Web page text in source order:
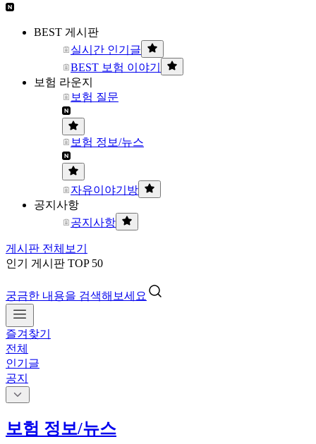
BEST 게시판
실시간 인기글
BEST 보험 이야기
보험 라운지
보험 질문
보험 정보/뉴스
자유이야기방
공지사항
공지사항
게시판 전체보기
인기 게시판 TOP 50
궁금한 내용을 검색해보세요
즐겨찾기
전체
인기글
공지
보험 정보/뉴스